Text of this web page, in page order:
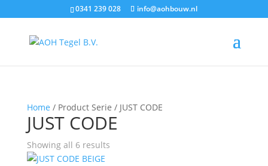
0341 239 028 info@aohbouw.nl
Home / Product Serie / JUST CODE
JUST CODE
Showing all 6 results